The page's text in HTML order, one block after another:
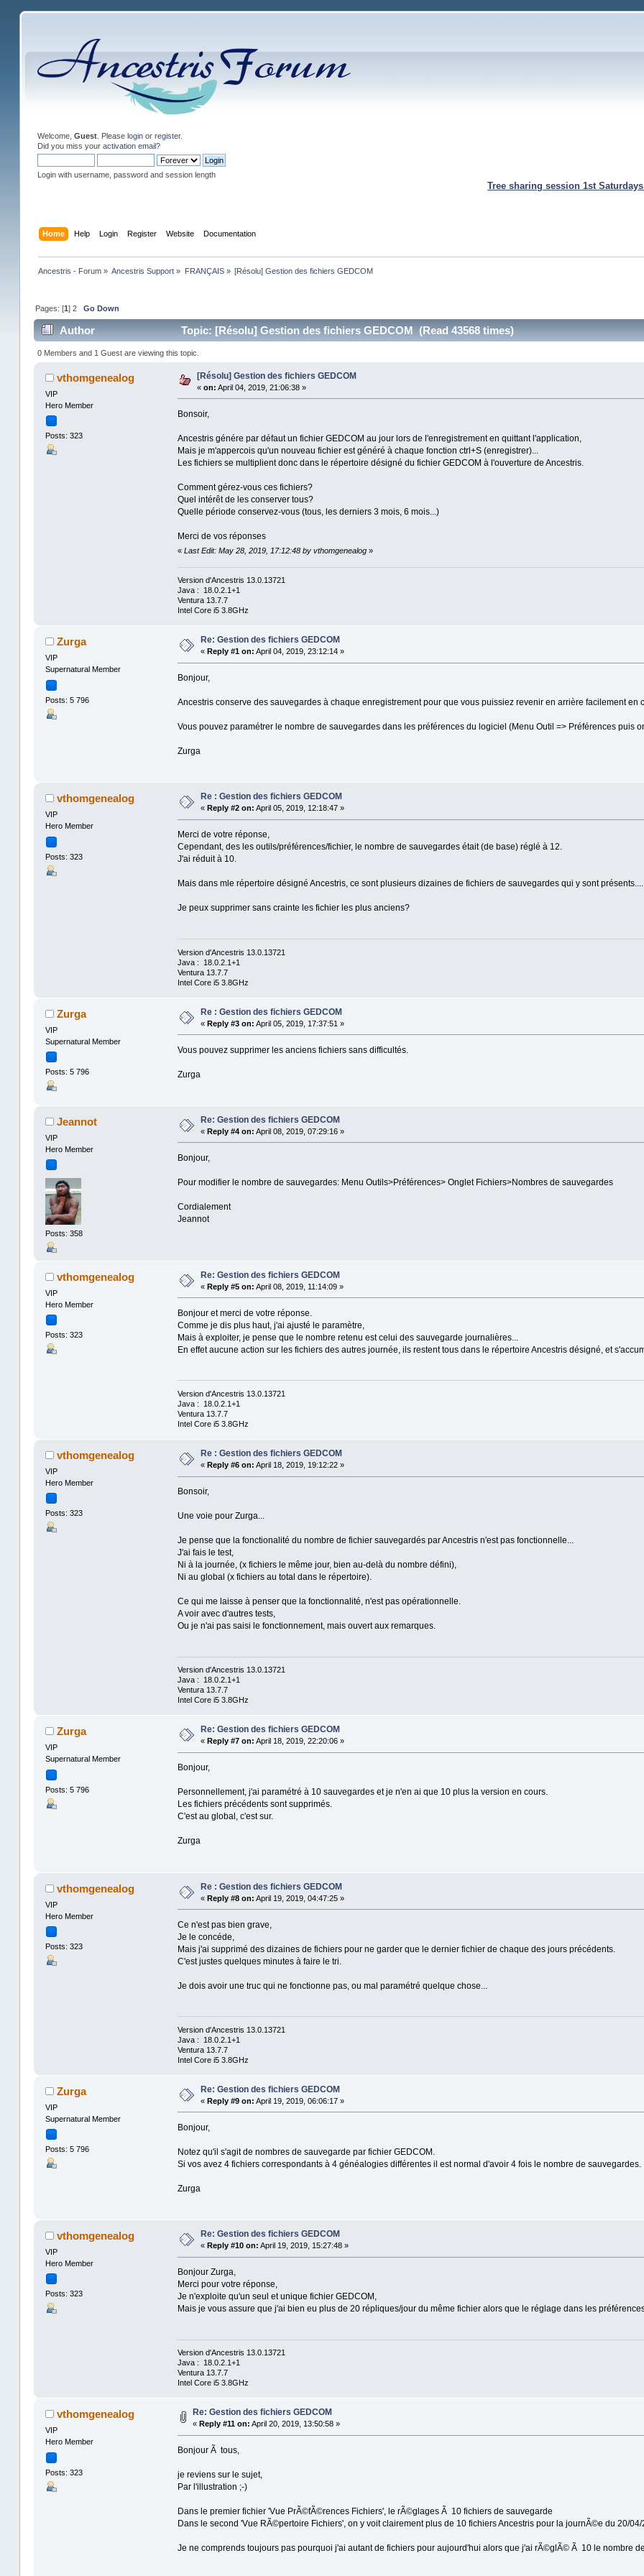
Welcome, Guest. Please loginor register.
Did you miss your activation email?
Login with username, password and session length
Tree sharing session 1st
Home Help Login Register Website Documentation
Ancestris - Forum » Ancestris Support » FRANÇAIS» [Résolu] Gestion des fichiers GEDCOM
Pages: [1]2 Go Down
Author Topic: [Résolu] Gestion des fichiers GEDCOM (Read 43568 times)
0 Members and 1 Guest are viewing this topic.
vthomgenealog
VIP
Hero Member
Posts: 323
[Résolu] Gestion des fichiers GEDCOM
« on: April 04, 2019, 21:06:38 »
Bonsoir,
Ancestris génére par défaut un fichier GEDCOM au jour lors de l'enregistrement en quittant l'application,
Mais je m'appercois qu'un nouveau fichier est généré à chaque fonction ctrl+S (enregistrer)...
Les fichiers se multiplient donc dans le répertoire désigné du fichier GEDCOM à l'ouverture de Ancestris.
Comment gérez-vous ces fichiers?
Quel intérêt de les conserver tous?
Quelle période conservez-vous (tous, les derniers 3 mois, 6 mois...)
Merci de vos réponses
« Last Edit: May 28, 2019, 17:12:48 by vthomgenealog»
Version d'Ancestris 13.0.13721
Java : 18.0.2.1+1
Ventura 13.7.7
Intel Core i5 3.8GHz
Zurga
VIP
Supernatural Member
Posts: 5 796
Re: Gestion des fichiers GEDCOM
« Reply #1 on: April 04, 2019, 23:12:14 »
Bonjour,
Ancestris conserve des sauvegardes à chaque enregistrement pour que vous puissiez revenir en arrière facilement en
Vous pouvez paramétrer le nombre de sauvegardes dans les préférences du logiciel (Menu Outil => Préférences puis
Zurga
vthomgenealog
VIP
Hero Member
Posts: 323
Re : Gestion des fichiers GEDCOM
« Reply #2 on: April 05, 2019, 12:18:47 »
Merci de votre réponse,
Cependant, des les outils/préférences/fichier, le nombre de sauvegardes était (de base) réglé à 12.
J'ai réduit à 10.
Mais dans mle répertoire désigné Ancestris, ce sont plusieurs dizaines de fichiers de sauvegardes qui y sont présents....
Je peux supprimer sans crainte les fichier les plus anciens?
Version d'Ancestris 13.0.13721
Java : 18.0.2.1+1
Ventura 13.7.7
Intel Core i5 3.8GHz
Zurga
VIP
Supernatural Member
Posts: 5 796
Re : Gestion des fichiers GEDCOM
« Reply #3 on: April 05, 2019, 17:37:51 »
Vous pouvez supprimer les anciens fichiers sans difficultés.
Zurga
Jeannot
VIP
Hero Member
Posts: 358
Re: Gestion des fichiers GEDCOM
« Reply #4 on: April 08, 2019, 07:29:16 »
Bonjour,
Pour modifier le nombre de sauvegardes: Menu Outils>Préférences> Onglet Fichiers>Nombres de sauvegardes
Cordialement
Jeannot
vthomgenealog
VIP
Hero Member
Posts: 323
Re: Gestion des fichiers GEDCOM
« Reply #5 on: April 08, 2019, 11:14:09 »
Bonjour et merci de votre réponse.
Comme je dis plus haut, j'ai ajusté le paramètre,
Mais à exploiter, je pense que le nombre retenu est celui des sauvegarde journalières...
En effet aucune action sur les fichiers des autres journée, ils restent tous dans le répertoire Ancestris désigné, et
Version d'Ancestris 13.0.13721
Java : 18.0.2.1+1
Ventura 13.7.7
Intel Core i5 3.8GHz
vthomgenealog
VIP
Hero Member
Posts: 323
Re : Gestion des fichiers GEDCOM
« Reply #6 on: April 18, 2019, 19:12:22 »
Bonsoir,
Une voie pour Zurga...
Je pense que la fonctionalité du nombre de fichier sauvegardés par Ancestris n'est pas fonctionnelle...
J'ai fais le test,
Ni à la journée, (x fichiers le même jour, bien au-delà du nombre défini),
Ni au global (x fichiers au total dans le répertoire).
Ce qui me laisse à penser que la fonctionnalité, n'est pas opérationnelle.
A voir avec d'autres tests,
Ou je n'ai pas saisi le fonctionnement, mais ouvert aux remarques.
Version d'Ancestris 13.0.13721
Java : 18.0.2.1+1
Ventura 13.7.7
Intel Core i5 3.8GHz
Zurga
VIP
Supernatural Member
Posts: 5 796
Re: Gestion des fichiers GEDCOM
« Reply #7 on: April 18, 2019, 22:20:06 »
Bonjour,
Personnellement, j'ai paramétré à 10 sauvegardes et je n'en ai que 10 plus la version en cours.
Les fichiers précédents sont supprimés.
C'est au global, c'est sur.
Zurga
vthomgenealog
VIP
Hero Member
Posts: 323
Re : Gestion des fichiers GEDCOM
« Reply #8 on: April 19, 2019, 04:47:25 »
Ce n'est pas bien grave,
Je le concéde,
Mais j'ai supprimé des dizaines de fichiers pour ne garder que le dernier fichier de chaque des jours précédents.
C'est justes quelques minutes à faire le tri.
Je dois avoir une truc qui ne fonctionne pas, ou mal paramétré quelque chose...
Version d'Ancestris 13.0.13721
Java : 18.0.2.1+1
Ventura 13.7.7
Intel Core i5 3.8GHz
Zurga
VIP
Supernatural Member
Posts: 5 796
Re: Gestion des fichiers GEDCOM
« Reply #9 on: April 19, 2019, 06:06:17 »
Bonjour,
Notez qu'il s'agit de nombres de sauvegarde par fichier GEDCOM.
Si vos avez 4 fichiers correspondants à 4 généalogies différentes il est normal d'avoir 4 fois le nombre de sauvegardes.
Zurga
vthomgenealog
VIP
Hero Member
Posts: 323
Re: Gestion des fichiers GEDCOM
« Reply #10 on: April 19, 2019, 15:27:48 »
Bonjour Zurga,
Merci pour votre réponse,
Je n'exploite qu'un seul et unique fichier GEDCOM,
Mais je vous assure que j'ai bien eu plus de 20 répliques/jour du même fichier alors que le réglage dans les
Version d'Ancestris 13.0.13721
Java : 18.0.2.1+1
Ventura 13.7.7
Intel Core i5 3.8GHz
vthomgenealog
VIP
Hero Member
Posts: 323
Re: Gestion des fichiers GEDCOM
« Reply #11 on: April 20, 2019, 13:50:58 »
Bonjour Ã tous,
je reviens sur le sujet,
Par l'illustration ;-)
Dans le premier fichier 'Vue PrÃ©fÃ©rences Fichiers', le rÃ©glages Ã 10 fichiers de sauvegarde
Dans le second 'Vue RÃ©pertoire Fichiers', on y voit clairement plus de 10 fichiers Ancestris pour la journÃ©e du 20/04/
Je ne comprends toujours pas pourquoi j'ai autant de fichiers pour aujourd'hui alors que j'ai rÃ©glÃ© Ã 10 le nombre